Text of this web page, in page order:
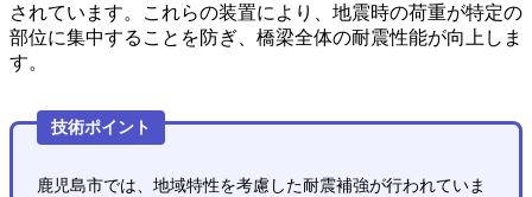
されています。これらの装置により、地震時の荷重が特定の
部位に集中することを防ぎ、橋梁全体の耐震性能が向上しま
す。
技術ポイント
鹿児島市では、地域特性を考慮した耐震補強が行われていま